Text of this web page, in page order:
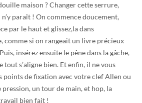
maison ? Changer cette serrure,
n’y paraît ! On commence doucement,
par le haut et glissez,la dans
comme si on rangeait un livre précieux
insérez ensuite le pêne dans la gâche,
tout s’aligne bien. Et enfin, il ne vous
points de fixation avec votre clef Allen ou
pression, un tour de main, et hop, la
bien fait !